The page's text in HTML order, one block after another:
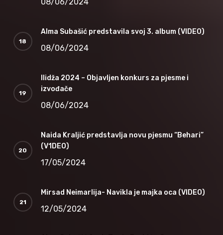
Alma Subašić predstavila svoj 3. album (VIDEO)
08/06/2024
Ilidža 2024 – Objavljen konkurs za pjesme i
izvođače
08/06/2024
Naida Kraljić predstavlja novu pjesmu “Behari”
(V1DEO)
17/05/2024
Mirsad Neimarlija- Navikla je majka oca (VIDEO)
12/05/2024